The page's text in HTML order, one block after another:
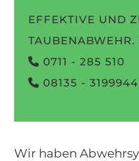
EFFEKTIVE UND
TAUBENABWEHR.
0711 - 285 510
08135 - 3199944
Wir haben